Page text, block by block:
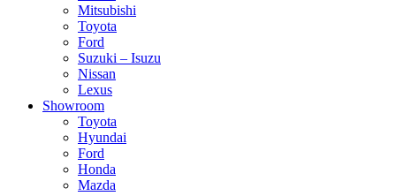
Mitsubishi
Toyota
Ford
Suzuki – Isuzu
Nissan
Lexus
Showroom
Toyota
Hyundai
Ford
Honda
Mazda